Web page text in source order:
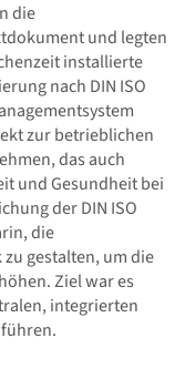
die
und legten
installierte
nach DIN ISO
zur betrieblichen
das auch
und Gesundheit bei
der DIN ISO
die
gestalten, um die
Ziel war es
integrierten